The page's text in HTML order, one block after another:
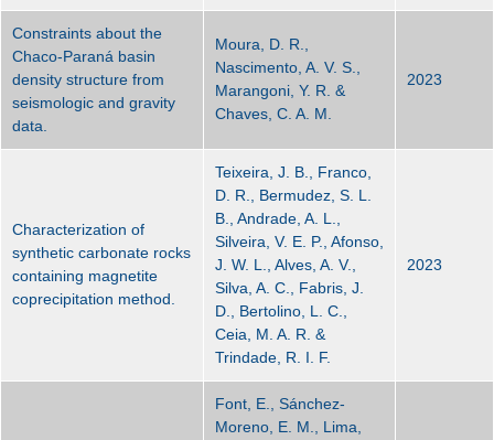
Constraints about the
Chaco-Paraná basin
density structure from
seismologic and gravity
data.
Moura, D. R.,
Nascimento, A. V. S.,
Marangoni, Y. R. &
Chaves, C. A. M.
2023
Characterization of
synthetic carbonate rocks
containing magnetite
coprecipitation method.
Teixeira, J. B., Franco,
D. R., Bermudez, S. L.
B., Andrade, A. L.,
Silveira, V. E. P., Afonso,
J. W. L., Alves, A. V.,
Silva, A. C., Fabris, J.
D., Bertolino, L. C.,
Ceia, M. A. R. &
Trindade, R. I. F.
2023
Font, E., Sánchez-
Moreno, E. M., Lima,